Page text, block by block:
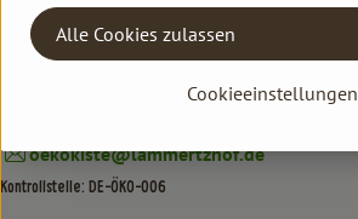
Kontakt Ökokiste
Familie Hannen Gemüse Abo
oekokiste@lammertzhof.de
Kontrollstelle: DE-ÖKO-006
Cookieeinstellungen
Alle Cookies zulassen